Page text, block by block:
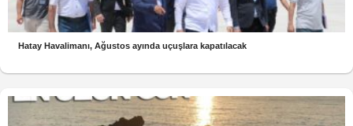
Hatay Havalimanı, Ağustos ayında uçuşlara kapatılacak